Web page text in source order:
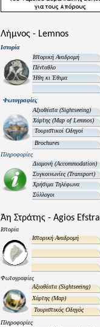
Λήμνος - Lemnos
Ιστορία
Ιστορική Αναδρομή
Πένταθλο
Ήθη κι Έθιμα
Φωτογραφίες
Αξιοθέατα(Sightseeing)
Χάρτης(Map of Lemnos)
Τουριστικοί Οδηγοί
Brochures
Πληροφορίες
Διαμονή (Accommodation)
Συγκοινωνίες (Transport)
Χρήσιμα Τηλέφωνα
Σύλλογοι
Άη Στράτης - Agios
Ιστορία
Ιστορική Αναδρομή
Φωτογραφίες
Αξιοθέατα(Sightseeing)
Χάρτης(Map)
Τουριστικός Οδηγός
Πληροφορίες